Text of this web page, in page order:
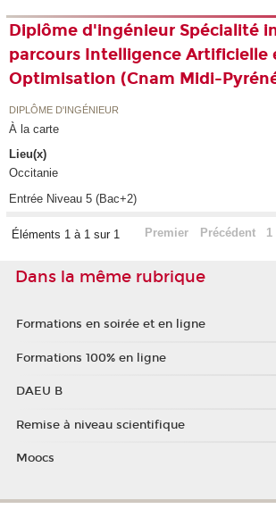
Diplôme d'ingénieur Spécialité
parcours Intelligence Artificielle
Optimisation (Cnam Midi-
DIPLÔME D'INGÉNIEUR
À la carte
Lieu(x)
Occitanie
Entrée Niveau 5 (Bac+2)
Éléments 1 à 1 sur 1 Premier Précédent 1
Dans la même rubrique
Formations en soirée et en ligne
Formations 100% en ligne
DAEU B
Remise à niveau scientifique
Moocs